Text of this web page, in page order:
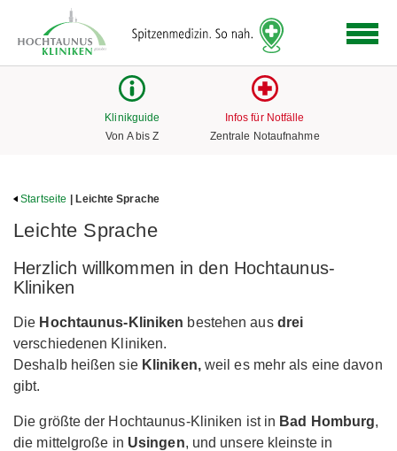
Link
zur
Klinikguide
Von A bis Z
Infos für Notfälle
Zentrale Notaufnahme
Startseite | Leichte Sprache
Leichte Sprache
Herzlich willkommen in den Hochtaunus-
Kliniken
Die Hochtaunus-Kliniken bestehen ausdrei
verschiedenen Kliniken.
Deshalb heißen sie Kliniken,weil es mehr als eine davon
gibt.
Die größte der Hochtaunus-Kliniken ist in Bad Homburg,
die mittelgroße in Usingen, und unsere kleinste in